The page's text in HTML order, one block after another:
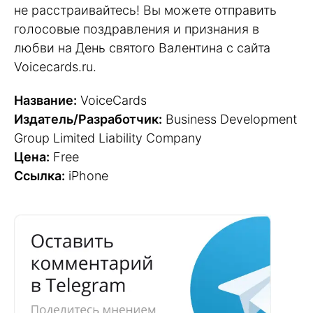
не расстраивайтесь! Вы можете отправить
голосовые поздравления и признания в
любви на День святого Валентина с сайта
Voicecards.ru.
Название: VoiceCards
Издатель/Разработчик: Business Development
Group Limited Liability Company
Цена: Free
Ссылка: iPhone